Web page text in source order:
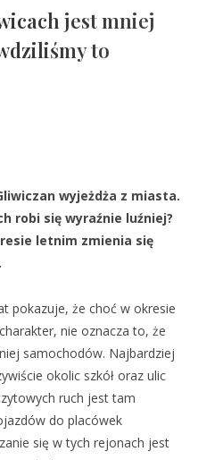
jest mniej
to
wyjeżdża z miasta.
robi się wyraźnie luźniej?
letnim zmienia się
pokazuje, że choć w okresie
nie oznacza to, że
samochodów. Najbardziej
okolic szkół oraz ulic
ruch jest tam
do placówek
się w tych rejonach jest